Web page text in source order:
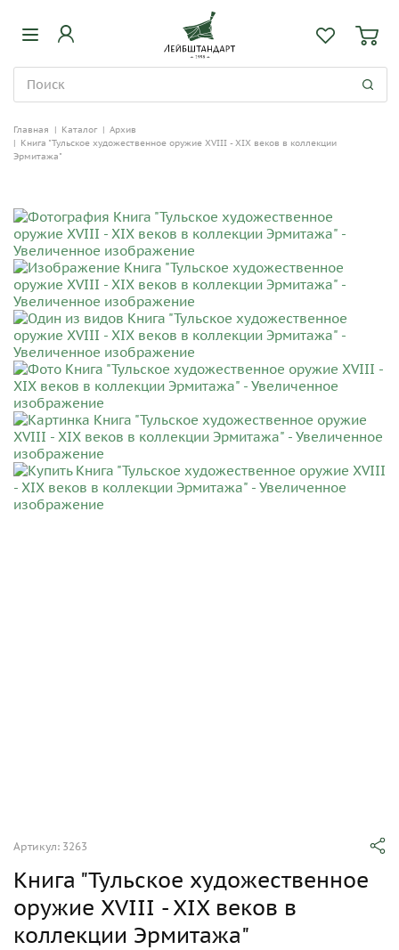
Главная | Каталог | Архив
| Книга "Тульское художественное оружие XVIII - XIX веков в коллекции
Эрмитажа"
Артикул: 3263
Книга "Тульское художественное
оружие XVIII - XIX веков в
коллекции Эрмитажа"